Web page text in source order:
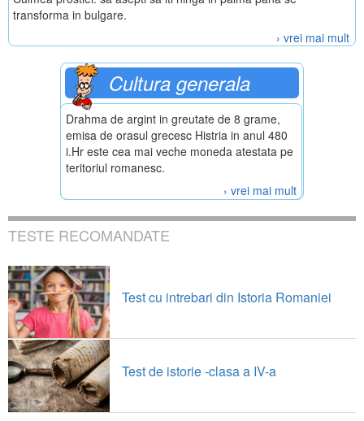
transforma in bulgare.
› vrei mai mult
Cultura generala
Drahma de argint in greutate de 8 grame,
emisa de orasul grecesc Histria in anul 480
i.Hr este cea mai veche moneda atestata pe
teritoriul romanesc.
› vrei mai mult
TESTE RECOMANDATE
Test cu intrebari din Istoria Romaniei
Test de istorie -clasa a IV-a